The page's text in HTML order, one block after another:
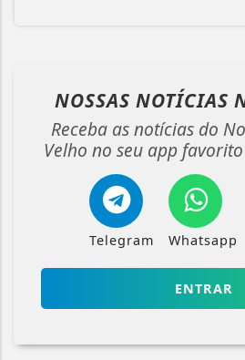
NOSSAS NOTÍCIAS
Receba as notícias do
Velho no seu app
Telegram Whatsapp
ENTRAR